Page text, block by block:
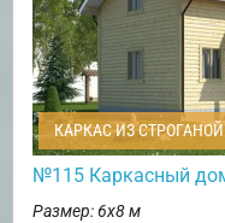
КАРКАС ИЗ
№115 Каркасный
Размер: 6х8 м